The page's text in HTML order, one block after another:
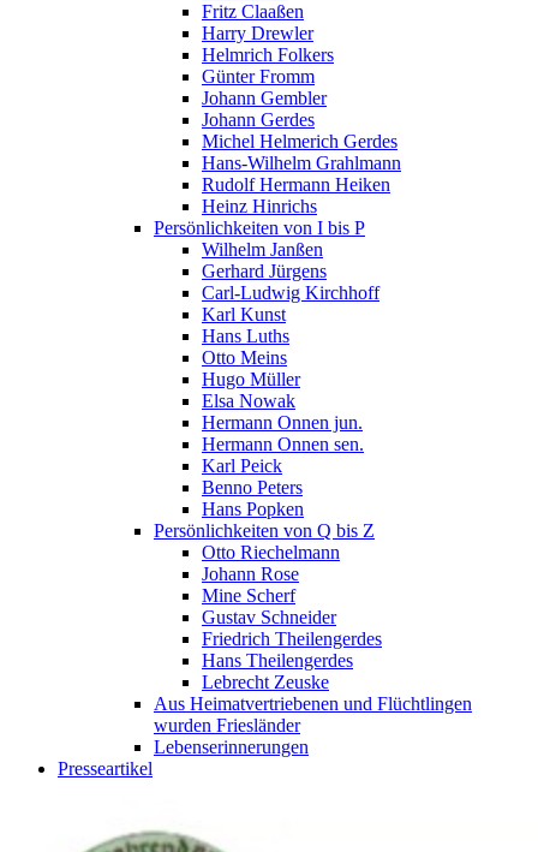
Fritz Claaßen
Harry Drewler
Helmrich Folkers
Günter Fromm
Johann Gembler
Johann Gerdes
Michel Helmerich Gerdes
Hans-Wilhelm Grahlmann
Rudolf Hermann Heiken
Heinz Hinrichs
Persönlichkeiten von I bis P
Wilhelm Janßen
Gerhard Jürgens
Carl-Ludwig Kirchhoff
Karl Kunst
Hans Luths
Otto Meins
Hugo Müller
Elsa Nowak
Hermann Onnen jun.
Hermann Onnen sen.
Karl Peick
Benno Peters
Hans Popken
Persönlichkeiten von Q bis Z
Otto Riechelmann
Johann Rose
Mine Scherf
Gustav Schneider
Friedrich Theilengerdes
Hans Theilengerdes
Lebrecht Zeuske
Aus Heimatvertriebenen und Flüchtlingen
wurden Friesländer
Lebenserinnerungen
Presseartikel